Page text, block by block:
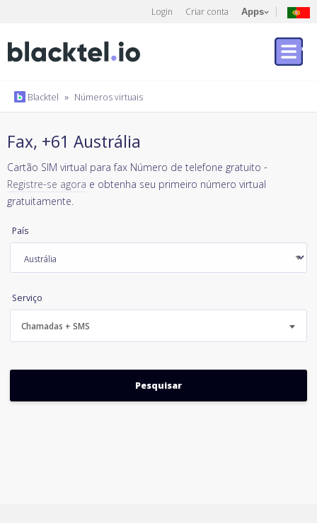
Login Criar conta Apps
Blacktel » Números virtuais
Fax, +61 Austrália
Cartão SIM virtual para fax Número de telefone gratuito -
Registre-se agora e obtenha seu primeiro número virtual
gratuitamente.
País
Serviço
Chamadas + SMS